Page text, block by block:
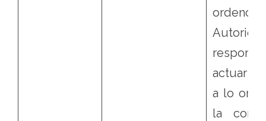
actuar
a lo
la